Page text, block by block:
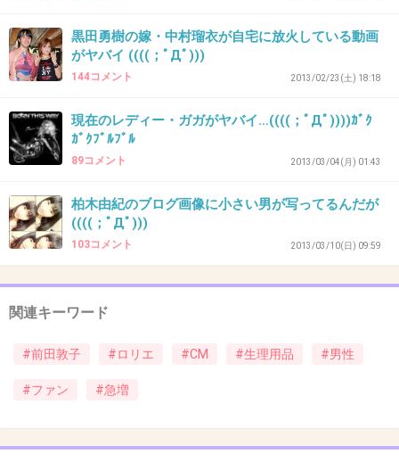
これはウソだろー（笑）
-8
46. 匿名 2013/10/10(木) 23:44:31
気持ち悪い…>_<…何に使うの？
黒田勇樹の嫁・中村瑠衣が自宅に放火している動画
がヤバイ ((((；ﾟДﾟ)))
144コメント 2013/02/23(土) 18:18
現在のレディー・ガガがヤバイ…((((；ﾟДﾟ))))ｶﾞｸ
ｶﾞｸﾌﾞﾙﾌﾞﾙ
89コメント 2013/03/04(月) 01:43
柏木由紀のブログ画像に小さい男が写ってるんだが
((((；ﾟДﾟ)))
103コメント 2013/03/10(日) 09:59
関連キーワード
#前田敦子 #ロリエ #CM #生理用品 #男性
#ファン #急増